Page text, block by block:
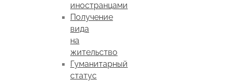
иностранцами
Получение
вида
на
жительство
Гуманитарный
статус